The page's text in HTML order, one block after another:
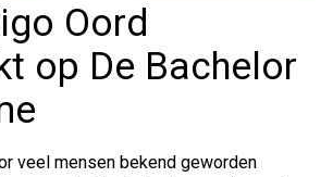
Oord
op De Bachelor
veel mensen bekend geworden